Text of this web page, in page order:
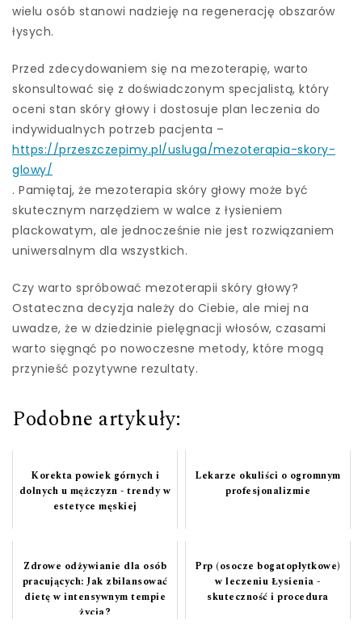
wielu osób stanowi nadzieję na regenerację obszarów
łysych.
Przed zdecydowaniem się na mezoterapię, warto
skonsultować się z doświadczonym specjalistą, który
oceni stan skóry głowy i dostosuje plan leczenia do
indywidualnych potrzeb pacjenta –
https://przeszczepimy.pl/usluga/mezoterapia-skory-
glowy/
. Pamiętaj, że mezoterapia skóry głowy może być
skutecznym narzędziem w walce z łysieniem
plackowatym, ale jednocześnie nie jest rozwiązaniem
uniwersalnym dla wszystkich.
Czy warto spróbować mezoterapii skóry głowy?
Ostateczna decyzja należy do Ciebie, ale miej na
uwadze, że w dziedzinie pielęgnacji włosów, czasami
warto sięgnąć po nowoczesne metody, które mogą
przynieść pozytywne rezultaty.
Podobne artykuły:
Korekta powiek górnych i
dolnych u mężczyzn - trendy w
estetyce męskiej
Lekarze okuliści o ogromnym
profesjonalizmie
Zdrowe odżywianie dla osób
pracujących: Jak zbilansować
dietę w intensywnym tempie
życia?
Prp (osocze bogatopłytkowe)
w leczeniu Łysienia -
skuteczność i procedura